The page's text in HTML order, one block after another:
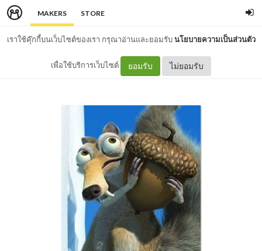
MAKERS STORE
เราใช้คุ๊กกี้บนเว็บไซต์ของเรา กรุณาอ่านและยอมรับนโยบายความเป็นส่วนตัว
เพื่อใช้บริการเว็บไซต์ ยอมรับ ไม่ยอมรับ